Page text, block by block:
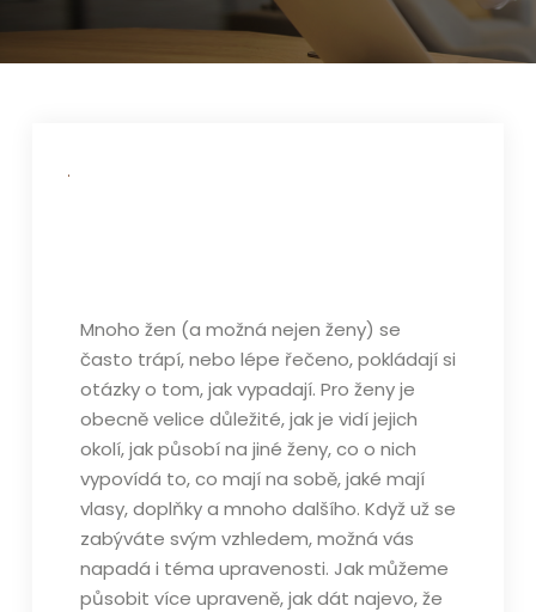
Mnoho žen (a možná nejen ženy) se
často trápí, nebo lépe řečeno, pokládají si
otázky o tom, jak vypadají. Pro ženy je
obecně velice důležité, jak je vidí jejich
okolí, jak působí na jiné ženy, co o nich
vypovídá to, co mají na sobě, jaké mají
vlasy, doplňky a mnoho dalšího. Když už se
zabýváte svým vzhledem, možná vás
napadá i téma upravenosti. Jak můžeme
působit více upraveně, jak dát najevo, že